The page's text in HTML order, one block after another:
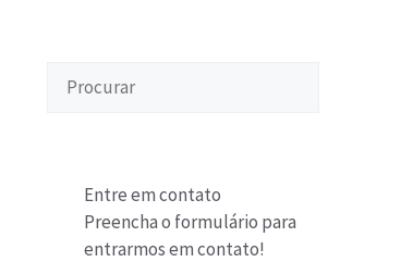
Entre em contato
Preencha o formulário para
entrarmos em contato!